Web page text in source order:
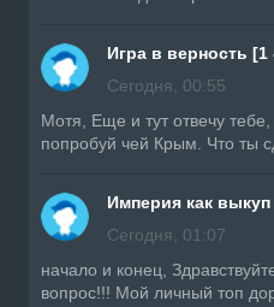
Игра в верность [1
Сегодня, 00:55
Мотя, Еще и тут отвечу тебе,
попробуй чей Крым. Что ты
Империя как
Сегодня, 01:07
начало и конец,
вопрос!!! Мой личный топ